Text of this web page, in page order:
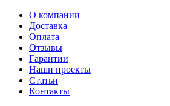
Перейти
содержимому
О компании
Доставка
Оплата
Отзывы
Гарантии
Наши проекты
Статьи
Контакты